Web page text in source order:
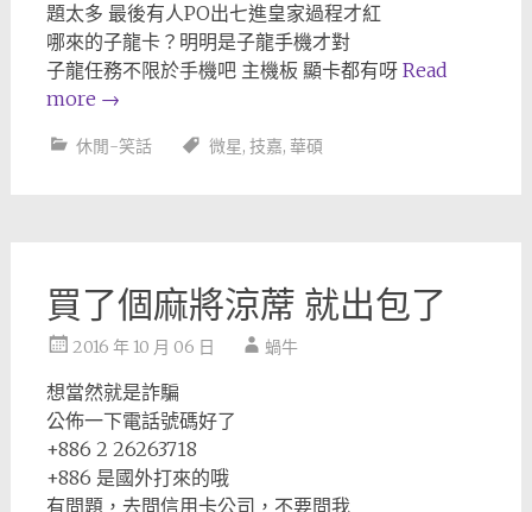
題太多 最後有人PO出七進皇家過程才紅
哪來的子龍卡？明明是子龍手機才對
子龍任務不限於手機吧 主機板 顯卡都有呀 Read
more →
休閒-笑話 微星, 技嘉, 華碩
買了個麻將涼蓆 就出包了
2016 年 10 月 06 日 蝸牛
想當然就是詐騙
公佈一下電話號碼好了
+886 2 26263718
+886 是國外打來的哦
有問題，去問信用卡公司，不要問我